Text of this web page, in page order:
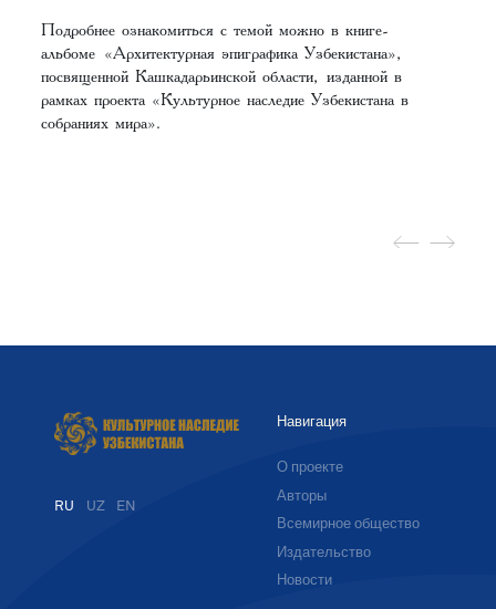
Подробнее ознакомиться с темой можно в книге-
альбоме «Архитектурная эпиграфика Узбекистана»,
посвященной Кашкадарьинской области, изданной в
рамках проекта «Культурное наследие Узбекистана в
собраниях мира».‌‌
RU UZ EN
Навигация
О проекте
Авторы
Всемирное общество
Издательство
Новости